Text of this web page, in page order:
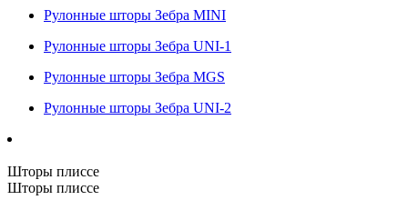
Рулонные шторы Зебра MINI
Рулонные шторы Зебра UNI-1
Рулонные шторы Зебра MGS
Рулонные шторы Зебра UNI-2
Шторы плиссе
Шторы плиссе